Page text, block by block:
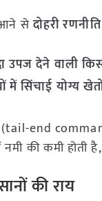
आने सेदोहरी रणनीति
उपज देने वाली
में सिंचाई योग्य
(tail-end
की कमी होती
की राय